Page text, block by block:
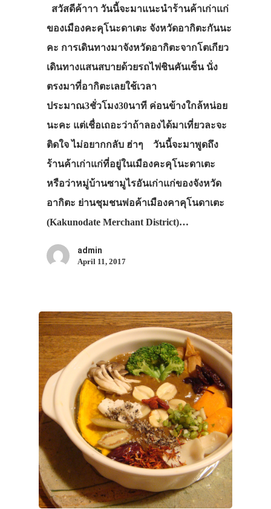
สวัสดีค้าาา วันนี้จะมาแนะนำร้านค้าเก่าแก่
ของเมืองคะคุโนะดาเตะ จังหวัดอากิตะกันนะ
คะ การเดินทางมาจังหวัดอากิตะจากโตเกียว
เดินทางแสนสบายด้วยรถไฟชินคันเซ็น นั่ง
ตรงมาที่อากิตะเลยใช้เวลา
ประมาณ3ชั่วโมง30นาที ค่อนข้างใกล้หน่อย
นะคะ แต่เชื่อเถอะว่าถ้าลองได้มาเที่ยวละจะ
ติดใจ ไม่อยากกลับ ฮ่าๆ วันนี้จะมาพูดถึง
ร้านค้าเก่าแก่ที่อยู่ในเมืองคะคุโนะดาเตะ
หรือว่าหมู่บ้านซามูไรอันเก่าแก่ของจังหวัด
อากิตะ ย่านชุมชนพ่อค้าเมืองคาคุโนดาเตะ
(Kakunodate Merchant District)…
admin
April 11, 2017